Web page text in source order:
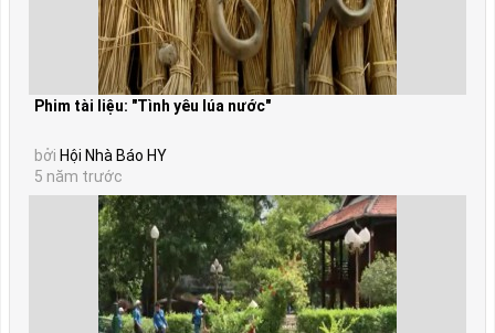
Phim tài liệu: "Tình yêu lúa nước"
bởi Hội Nhà Báo HY
5 năm trước